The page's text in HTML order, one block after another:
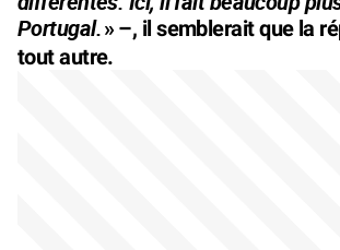
Portugal.» –, il semblerait que la
tout autre.